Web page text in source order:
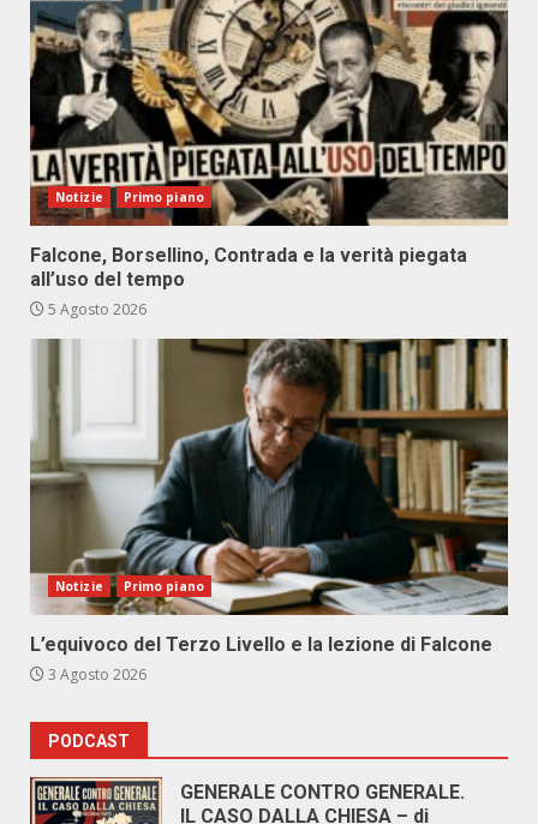
Notizie Primo piano
Falcone, Borsellino, Contrada e la verità piegata
all’uso del tempo
5 Agosto 2026
Notizie Primo piano
L’equivoco del Terzo Livello e la lezione di Falcone
3 Agosto 2026
PODCAST
GENERALE CONTRO GENERALE.
IL CASO DALLA CHIESA – di